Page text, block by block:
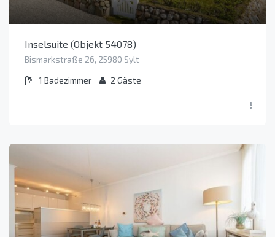
Inselsuite (Objekt 54078)
Bismarkstraße 26, 25980 Sylt
1 Badezimmer 2 Gäste